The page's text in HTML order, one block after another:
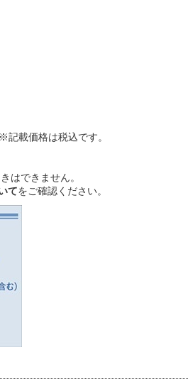
載価格は税込です。
はできません。
てをご確認ください。